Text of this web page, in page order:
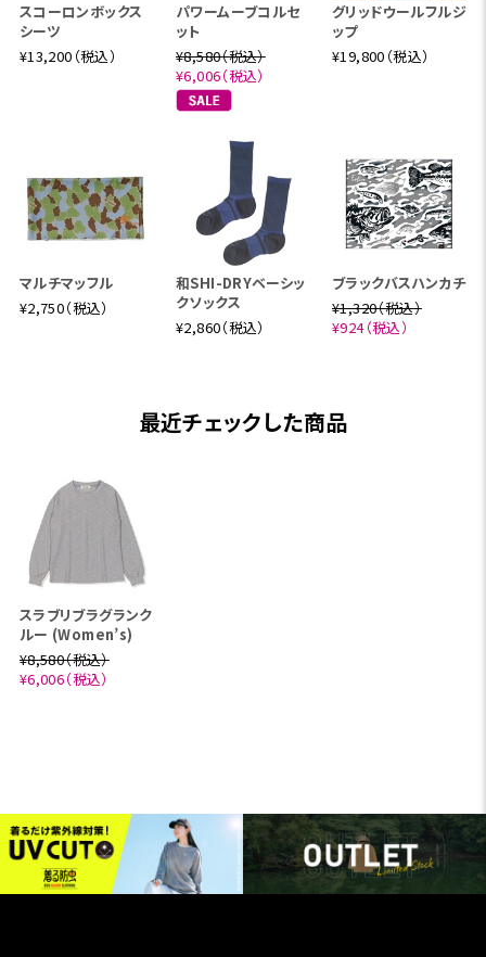
スコーロンボックス
シーツ
¥13,200（税込）
パワームーブコルセ
ット
¥8,580（税込）
¥6,006（税込）
グリッドウールフルジ
ップ
¥19,800（税込）
マルチマッフル
¥2,750（税込）
和SHI-DRYベーシッ
クソックス
¥2,860（税込）
ブラックバスハンカチ
¥1,320（税込）
¥924（税込）
最近チェックした商品
スラブリブラグランク
ルー (Women’s)
¥8,580（税込）
¥6,006（税込）